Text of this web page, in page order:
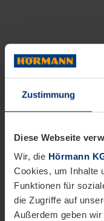
Zustimmung
Diese Webseite
Wir, die Hörmann
Cookies, um Inhalte
Funktionen für
die Zugriffe auf
Außerdem geben